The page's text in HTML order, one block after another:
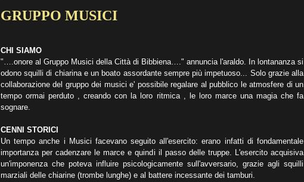
GRUPPO MUSICI
CHI SIAMO
"….onore al Gruppo Musici della Città di Bibbiena…." annuncia l'araldo. In lontananza si
odono squilli di chiarina e un boato assordante sempre più impetuoso... Solo grazie alla
collaborazione del gruppo dei musici e' possibile regalare al pubblico le atmosfere di un
tempo ormai perduto , creando con la loro ritmica , le loro marce una magia che fa
sognare.
CENNI STORICI
Un tempo anche i Musici facevano seguito all'esercito: erano infatti di fondamentale
importanza per cadenzare le marce e quindi il passo delle truppe. L'esercito acquisiva
un'imponenza che poteva influire psicologicamente sull'avversario, grazie agli squilli
marziali delle chiarine (trombe lunghe) e al battere incessante dei tamburi.